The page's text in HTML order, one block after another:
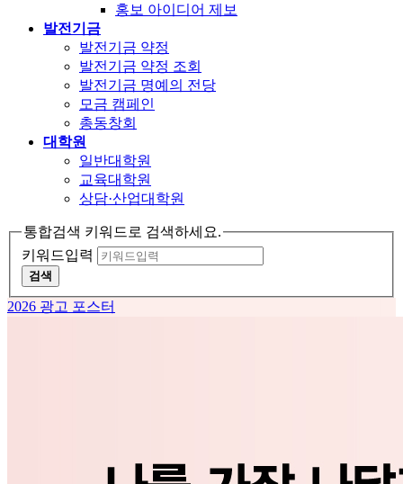
홍보 아이디어 제보
발전기금
발전기금 약정
발전기금 약정 조회
발전기금 명예의 전당
모금 캠페인
총동창회
대학원
일반대학원
교육대학원
상담·산업대학원
통합검색 키워드로 검색하세요.
키워드입력
검색
2026 광고 포스터